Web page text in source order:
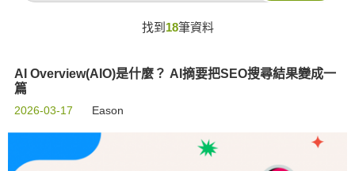
找到 18筆資料
AI Overview(AIO)是什麼？ AI摘要把SEO搜尋結果變成一
篇
2026-03-17 Eason